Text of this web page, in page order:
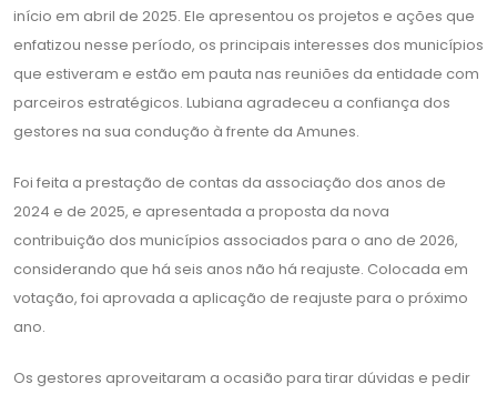
início em abril de 2025. Ele apresentou os projetos e ações que
enfatizou nesse período, os principais interesses dos municípios
que estiveram e estão em pauta nas reuniões da entidade com
parceiros estratégicos. Lubiana agradeceu a confiança dos
gestores na sua condução à frente da Amunes.
Foi feita a prestação de contas da associação dos anos de
2024 e de 2025, e apresentada a proposta da nova
contribuição dos municípios associados para o ano de 2026,
considerando que há seis anos não há reajuste. Colocada em
votação, foi aprovada a aplicação de reajuste para o próximo
ano.
Os gestores aproveitaram a ocasião para tirar dúvidas e pedir